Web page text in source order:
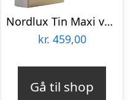
Nordlux Tin Maxi væglampe med sensor
kr. 459,00
Gå til shop